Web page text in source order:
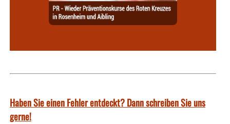
Haben Sie einen Fehler entdeckt? Dann schreiben Sie uns
gerne!